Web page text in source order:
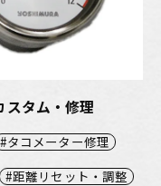
スタム・修理
タコメーター修理
距離リセット・調整